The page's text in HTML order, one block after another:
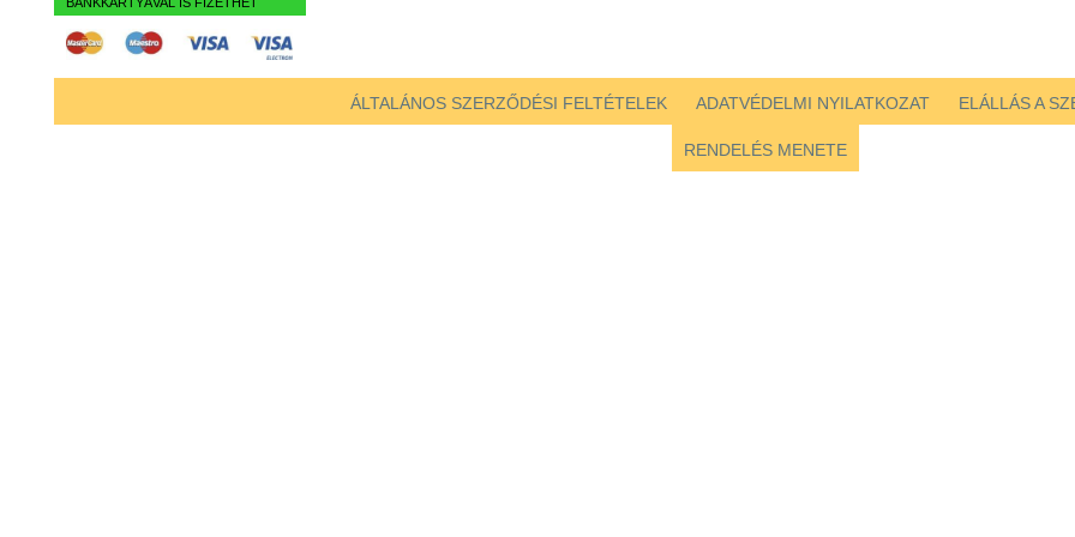
ÁLTALÁNOS SZERZŐDÉSI FELTÉTELEK ADATVÉDELMI NYILATKOZAT ELÁLLÁS A
RENDELÉS MENETE